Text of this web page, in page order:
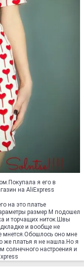
я его в
на AliExpress
на это платье
размер М подошел
и торчащих ниток.Швы
и вообще не
мнется.Обошлось оно мне
же платья я не нашла.Но я
солнечного настроения и